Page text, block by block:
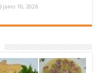
junio 10, 2026